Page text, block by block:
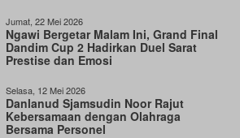
Jumat, 22 Mei 2026
Ngawi Bergetar Malam Ini, Grand Final
Dandim Cup 2 Hadirkan Duel Sarat
Prestise dan Emosi
Selasa, 12 Mei 2026
Danlanud Sjamsudin Noor Rajut
Kebersamaan dengan Olahraga
Bersama Personel